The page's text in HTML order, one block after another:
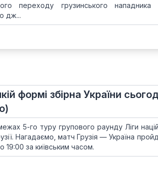
переходу грузинського нападника
дж...
формі збірна України
5-го туру групового раунду Ліги
Нагадаємо, матч Грузія — Україна
19:00 за київським часом.